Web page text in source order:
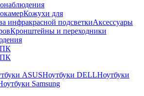
Кожухи для
инфракрасной подсветкиАксессуары
Кронштейны и переходники
ПК
ПК
ASUSНоутбуки DELLНоутбуки
Samsung